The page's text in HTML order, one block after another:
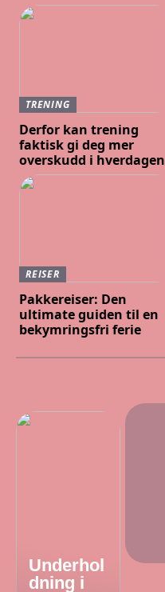
TRENING
Derfor kan trening
faktisk gi deg mer
overskudd i hverdagen
REISER
Pakkereiser: Den
ultimate guiden til en
bekymringsfri ferie
Underhol
dning i